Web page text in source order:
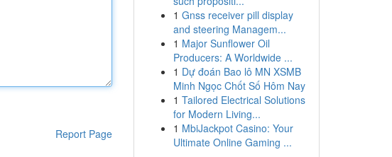
Report Page
1 Gnss receiver pill display
and steering Managem...
1 Major Sunflower Oil
Producers: A Worldwide ...
1 Dự đoán Bao lô MN XSMB
Minh Ngọc Chốt Số Hôm Nay
1 Tailored Electrical Solutions
for Modern Living...
1 MbiJackpot Casino: Your
Ultimate Online Gaming ...